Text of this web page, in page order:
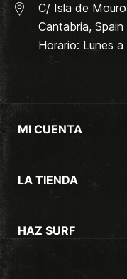
C/ Isla de
Cantabria, Spain
Horario: Lunes
MI CUENTA
LA TIENDA
HAZ SURF